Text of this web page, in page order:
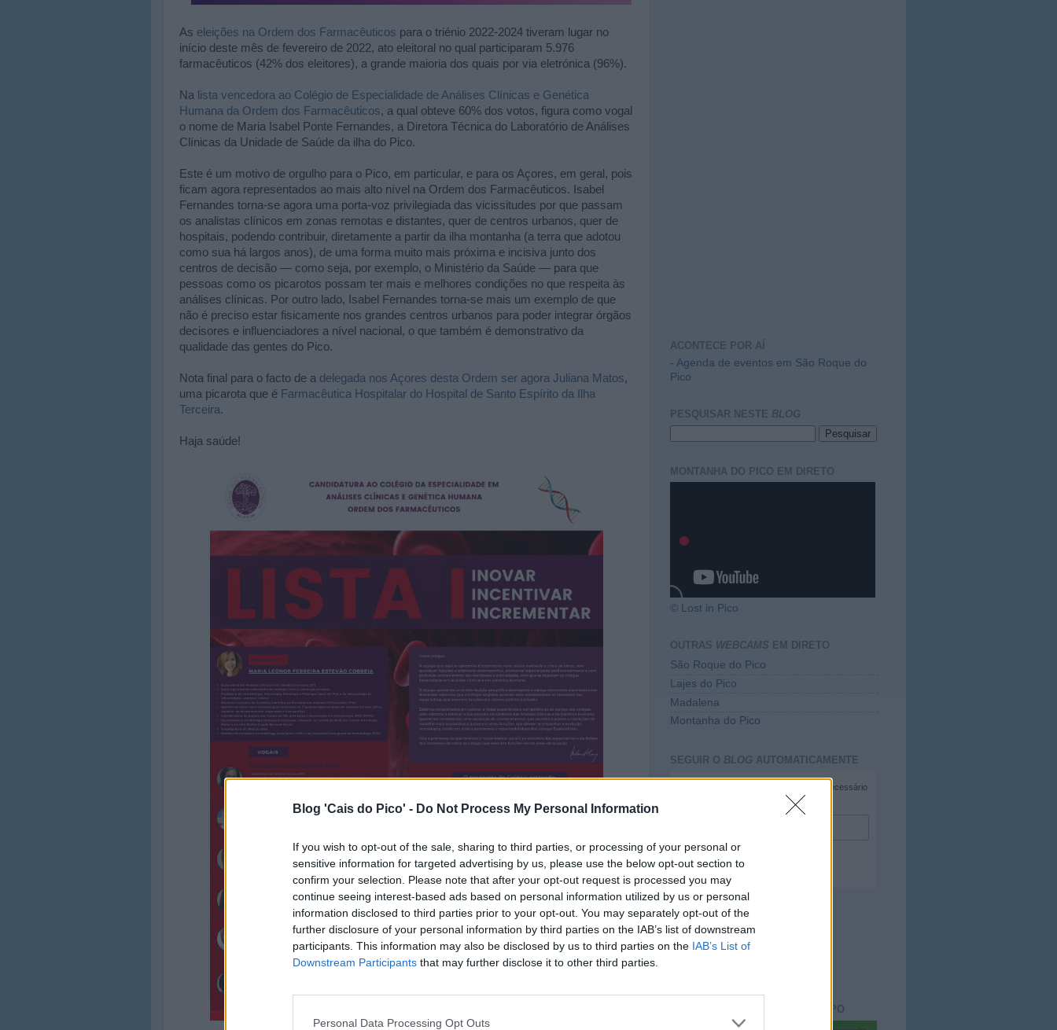
Blog 'Cais do Pico' - Do Not Process My Personal Information
If you wish to opt-out of the sale, sharing to third parties, or processing of your personal or
sensitive information for targeted advertising by us, please use the below opt-out section to
confirm your selection. Please note that after your opt-out request is processed you may
continue seeing interest-based ads based on personal information utilized by us or personal
information disclosed to third parties prior to your opt-out. You may separately opt-out of the
further disclosure of your personal information by third parties on the IAB’s list of downstream
participants. This information may also be disclosed by us to third parties on the IAB’s List of
Downstream Participants that may further disclose it to other third parties.
Personal Data Processing Opt Outs
As eleições na Ordem dos Farmacêuticos para o triénio 2022-2024 tiveram lugar no
início deste mês de fevereiro de 2022, ato eleitoral no qual participaram 5.976
farmacêuticos (42% dos eleitores), a grande maioria dos quais por via eletrónica (96%).
Na lista vencedora ao Colégio de Especialidade de Análises Clínicas e Genética
Humana da Ordem dos Farmacêuticos, a qual obteve 60% dos votos, figura como vogal
o nome de Maria Isabel Ponte Fernandes, a Diretora Técnica do Laboratório de Análises
Clínicas da Unidade de Saúde da ilha do Pico.
Este é um motivo de orgulho para o Pico, em particular, e para os Açores, em geral, pois
ficam agora representados ao mais alto nível na Ordem dos Farmacêuticos. Isabel
Fernandes torna-se agora uma porta-voz privilegiada das vicissitudes por que passam
os analistas clínicos em zonas remotas e distantes, quer de centros urbanos, quer de
hospitais, podendo contribuir, diretamente a partir da ilha montanha (a terra que adotou
como sua há largos anos), de uma forma muito mais próxima e incisiva junto dos
centros de decisão — como seja, por exemplo, o Ministério da Saúde — para que
pessoas como os picarotos possam ter mais e melhores condições no que respeita às
análises clínicas. Por outro lado, Isabel Fernandes torna-se mais um exemplo de que
não é preciso estar fisicamente nos grandes centros urbanos para poder integrar órgãos
decisores e influenciadores a nível nacional, o que também é demonstrativo da
qualidade das gentes do Pico.
Nota final para o facto de a delegada nos Açores desta Ordem ser agora Juliana Matos,
uma picarota que é Farmacêutica Hospitalar do Hospital de Santo Espírito da Ilha
Terceira.
Haja saúde!
ACONTECE POR AÍ
- Agenda de eventos em São Roque do
Pico
PESQUISAR NESTE BLOG
MONTANHA DO PICO EM DIRETO
© Lost in Pico
OUTRAS WEBCAMS EM DIRETO
São Roque do Pico
Lajes do Pico
Madalena
Montanha do Pico
SEGUIR O BLOG AUTOMATICAMENTE
campo necessário
PREVISÃO DO ESTADO DO TEMPO